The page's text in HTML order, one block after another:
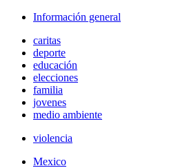
Información general
caritas
deporte
educación
elecciones
familia
jovenes
medio ambiente
violencia
Mexico